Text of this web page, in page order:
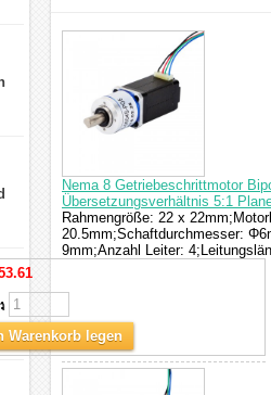
interessieren
Nema 8 Getriebeschrittmotor
Übersetzungsverhältnis 5:1
Rahmengröße: 22 x
20.5mm;Schaftdurchmesser:
9mm;Anzahl Leiter:
Warenkorb legen